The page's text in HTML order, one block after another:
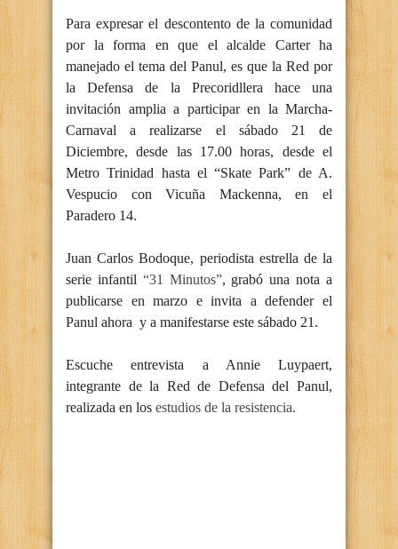
Para expresar el descontento de la comunidad
por la forma en que el alcalde Carter ha
manejado el tema del Panul, es que la Red por
la Defensa de la Precoridllera hace una
invitación amplia a participar en la Marcha-
Carnaval a realizarse el sábado 21 de
Diciembre, desde las 17.00 horas, desde el
Metro Trinidad hasta el “Skate Park” de A.
Vespucio con Vicuña Mackenna, en el
Paradero 14.
Juan Carlos Bodoque, periodista estrella de la
serie infantil “31 Minutos”, grabó una nota a
publicarse en marzo e invita a defender el
Panul ahora y a manifestarse este sábado 21.
Escuche entrevista a Annie Luypaert,
integrante de la Red de Defensa del Panul,
realizada en los estudios de la resistencia.